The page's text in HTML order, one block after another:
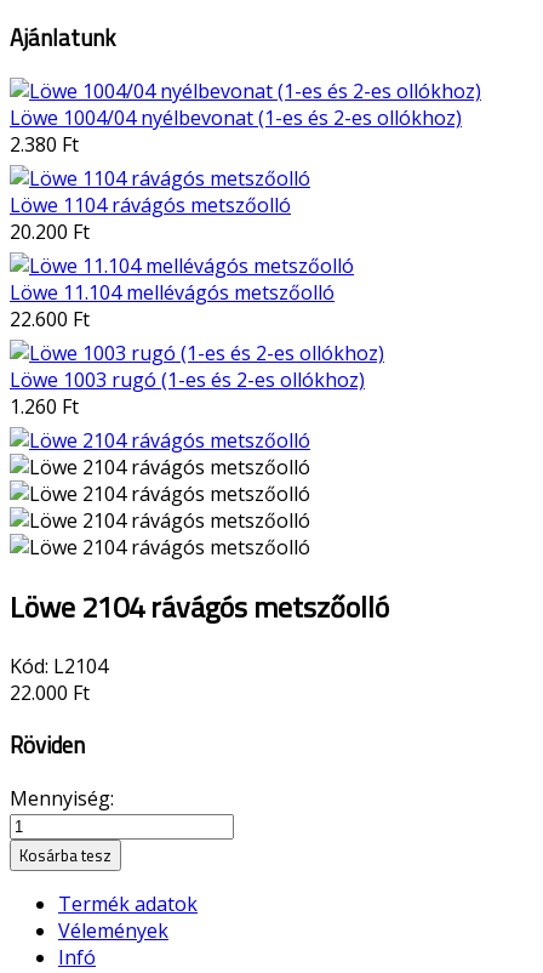
Ajánlatunk
Löwe 1004/04 nyélbevonat (1-es és 2-es ollókhoz)
2.380 Ft
Löwe 1104 rávágós metszőolló
20.200 Ft
Löwe 11.104 mellévágós metszőolló
22.600 Ft
Löwe 1003 rugó (1-es és 2-es ollókhoz)
1.260 Ft
Löwe 2104 rávágós metszőolló
Kód: L2104
22.000 Ft
Röviden
Mennyiség:
Kosárba tesz
Termék adatok
Vélemények
Infó